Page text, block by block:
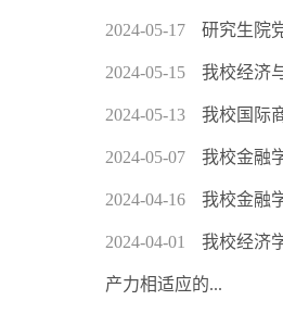
2024-05-17 研究生院
2024-05-15 我校经济
2024-05-13 我校国际
2024-05-07 我校金融
2024-04-16 我校金融
2024-04-01 我校经济
产力相适应的...